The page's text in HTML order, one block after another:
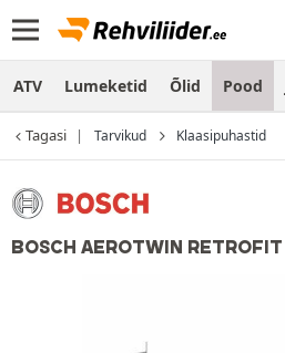
ATV Lumeketid Õlid Pood
Tagasi Tarvikud Klaasipuhastid
BOSCH AEROTWIN RETROFIT